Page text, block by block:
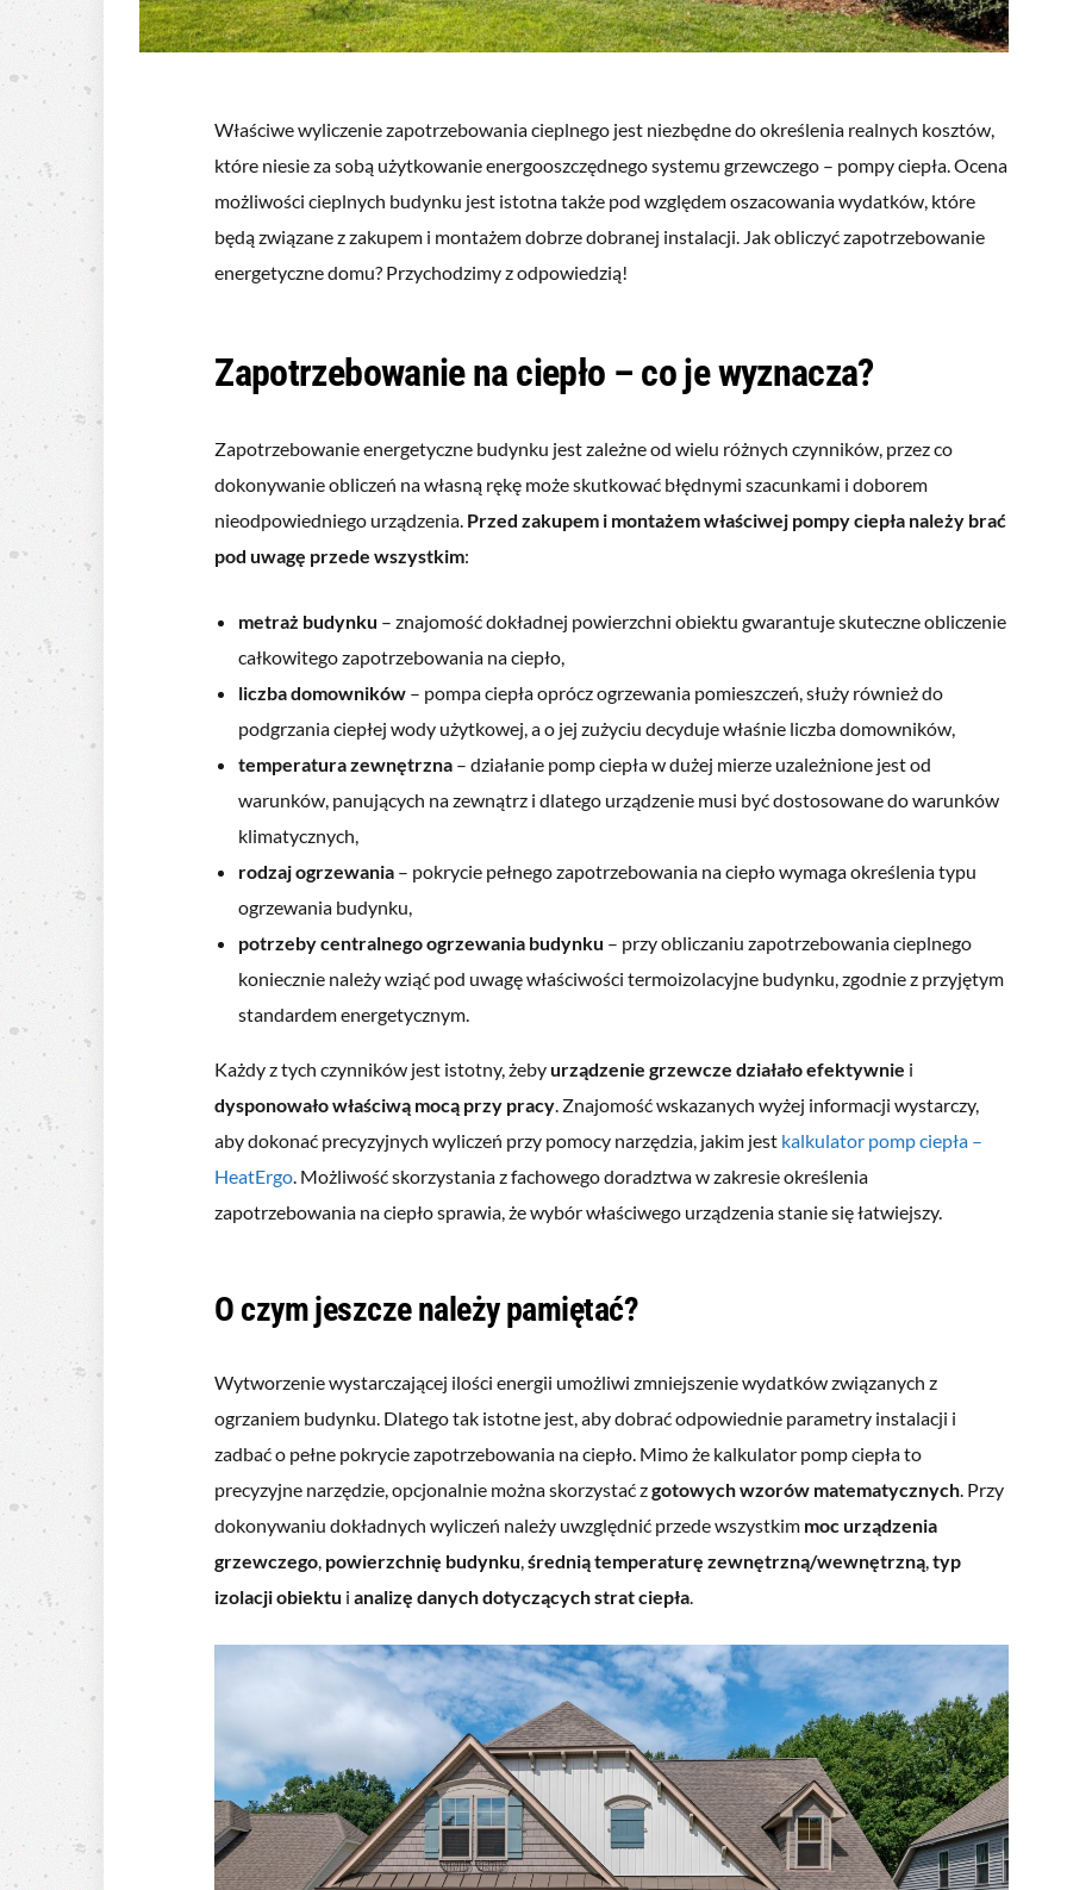
Właściwe wyliczenie zapotrzebowania cieplnego jest niezbędne do określenia realnych kosztów,
które niesie za sobą użytkowanie energooszczędnego systemu grzewczego – pompy ciepła. Ocena
możliwości cieplnych budynku jest istotna także pod względem oszacowania wydatków, które
będą związane z zakupem i montażem dobrze dobranej instalacji. Jak obliczyć zapotrzebowanie
energetyczne domu? Przychodzimy z odpowiedzią!
Zapotrzebowanie na ciepło – co je wyznacza?
Zapotrzebowanie energetyczne budynku jest zależne od wielu różnych czynników, przez co
dokonywanie obliczeń na własną rękę może skutkować błędnymi szacunkami i doborem
nieodpowiedniego urządzenia. Przed zakupem i montażem właściwej pompy ciepła należy brać
pod uwagę przede wszystkim:
metraż budynku – znajomość dokładnej powierzchni obiektu gwarantuje skuteczne obliczenie
całkowitego zapotrzebowania na ciepło,
liczba domowników – pompa ciepła oprócz ogrzewania pomieszczeń, służy również do
podgrzania ciepłej wody użytkowej, a o jej zużyciu decyduje właśnie liczba domowników,
temperatura zewnętrzna – działanie pomp ciepła w dużej mierze uzależnione jest od
warunków, panujących na zewnątrz i dlatego urządzenie musi być dostosowane do warunków
klimatycznych,
rodzaj ogrzewania – pokrycie pełnego zapotrzebowania na ciepło wymaga określenia typu
ogrzewania budynku,
potrzeby centralnego ogrzewania budynku – przy obliczaniu zapotrzebowania cieplnego
koniecznie należy wziąć pod uwagę właściwości termoizolacyjne budynku, zgodnie z przyjętym
standardem energetycznym.
Każdy z tych czynników jest istotny, żebyurządzenie grzewcze działało efektywnie i
dysponowało właściwą mocą przy pracy. Znajomość wskazanych wyżej informacji wystarczy,
aby dokonać precyzyjnych wyliczeń przy pomocy narzędzia, jakim jest kalkulator pomp ciepła –
HeatErgo. Możliwość skorzystania z fachowego doradztwa w zakresie określenia
zapotrzebowania na ciepło sprawia, że wybór właściwego urządzenia stanie się łatwiejszy.
O czym jeszcze należy pamiętać?
Wytworzenie wystarczającej ilości energii umożliwi zmniejszenie wydatków związanych z
ogrzaniem budynku. Dlatego tak istotne jest, aby dobrać odpowiednie parametry instalacji i
zadbać o pełne pokrycie zapotrzebowania na ciepło. Mimo że kalkulator pomp ciepła to
precyzyjne narzędzie, opcjonalnie można skorzystać zgotowych wzorów matematycznych. Przy
dokonywaniu dokładnych wyliczeń należy uwzględnić przede wszystkim moc urządzenia
grzewczego, powierzchnię budynku,średnią temperaturę zewnętrzną/wewnętrzną,typ
izolacji obiektu ianalizę danych dotyczących strat ciepła.